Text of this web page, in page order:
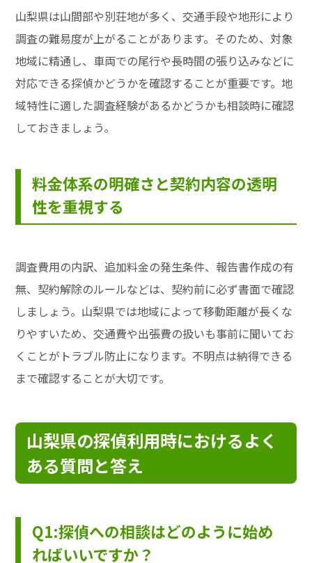
山梨県は山間部や別荘地が多く、交通手段や地形により
調査の難易度が上がることがあります。そのため、対象
地域に精通し、車両での尾行や長時間の張り込みなどに
対応できる探偵かどうかを確認することが重要です。地
域特性に適した調査経験があるかどうかも相談時に確認
しておきましょう。
料金体系の明確さと契約内容の透明
性を重視する
調査費用の内訳、追加料金の発生条件、報告書作成の有
無、契約解除のルールなどは、契約前に必ず書面で確認
しましょう。山梨県では地域によって移動距離が長くな
りやすいため、交通費や出張費の扱いも事前に聞いてお
くことがトラブル防止になります。不明点は納得できる
まで確認することが大切です。
山梨県の探偵利用時におけるよく
ある質問と答え
Q1:探偵への相談はどのように始め
ればいいですか？